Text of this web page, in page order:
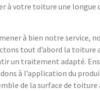
à votre toiture une longue
à bien notre service,
tout d’abord la toiture
un traitement adapté.
à l’application du
de la surface de toiture